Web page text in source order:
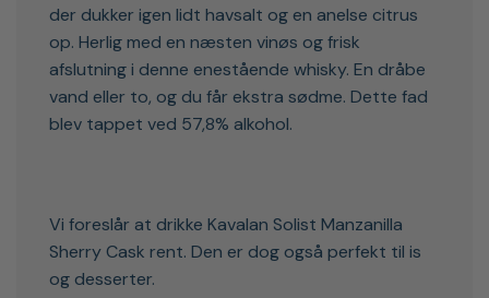
der dukker igen lidt havsalt og en anelse citrus
op. Herlig med en næsten vinøs og frisk
afslutning i denne enestående whisky. En dråbe
vand eller to, og du får ekstra sødme. Dette fad
blev tappet ved 57,8% alkohol.
Vi foreslår at drikke Kavalan Solist Manzanilla
Sherry Cask rent. Den er dog også perfekt til is
og desserter.